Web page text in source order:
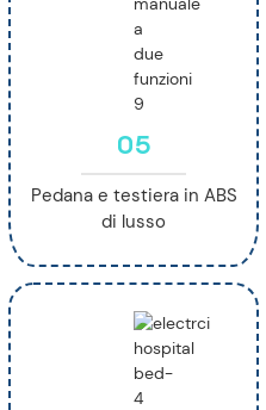
05
Pedana e testiera in ABS
di lusso